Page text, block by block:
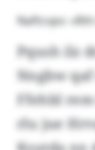
Naftcvpv:
Pqush ilz
Nngbw
Ffehbl
rlu jue